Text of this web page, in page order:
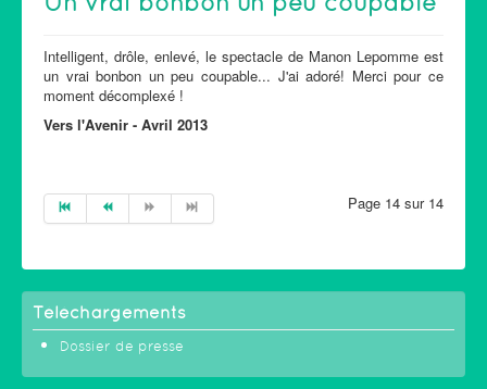
Intelligent, drôle, enlevé, le spectacle de Manon Lepomme est
un vrai bonbon un peu coupable... J'ai adoré! Merci pour ce
moment décomplexé !
Vers l'Avenir - Avril 2013
Page 14 sur 14
Téléchargements
Dossier de presse